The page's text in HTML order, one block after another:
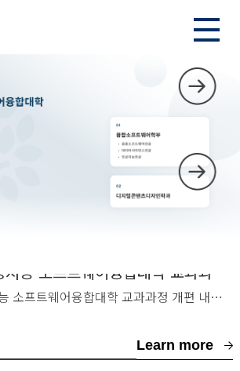
2026학년도 인공지능 소프트웨어융합대학 교과과정 개편 내용을 안내하오니, 필히 열람하여
Learn more